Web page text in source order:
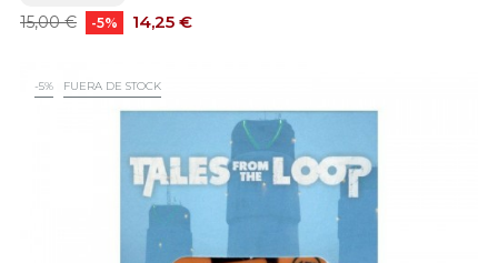
Precio
15,00 € -5% Precio
14,25 €
-5% FUERA DE STOCK